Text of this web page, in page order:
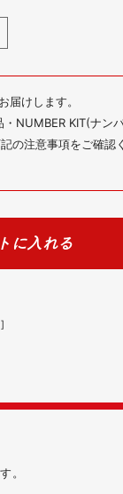
届けします。
NUMBER KIT(ナン
の注意事項をご確認く
に入れる
。